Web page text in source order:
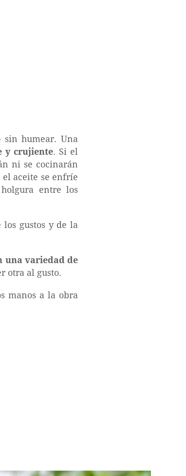
sin humear. Una
y crujiente. Si el
ni se cocinarán
aceite se enfríe
entre los
gustos y de la
una variedad de
otra al gusto.
manos a la obra